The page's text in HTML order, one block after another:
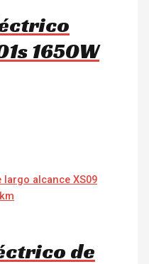
1650W
de